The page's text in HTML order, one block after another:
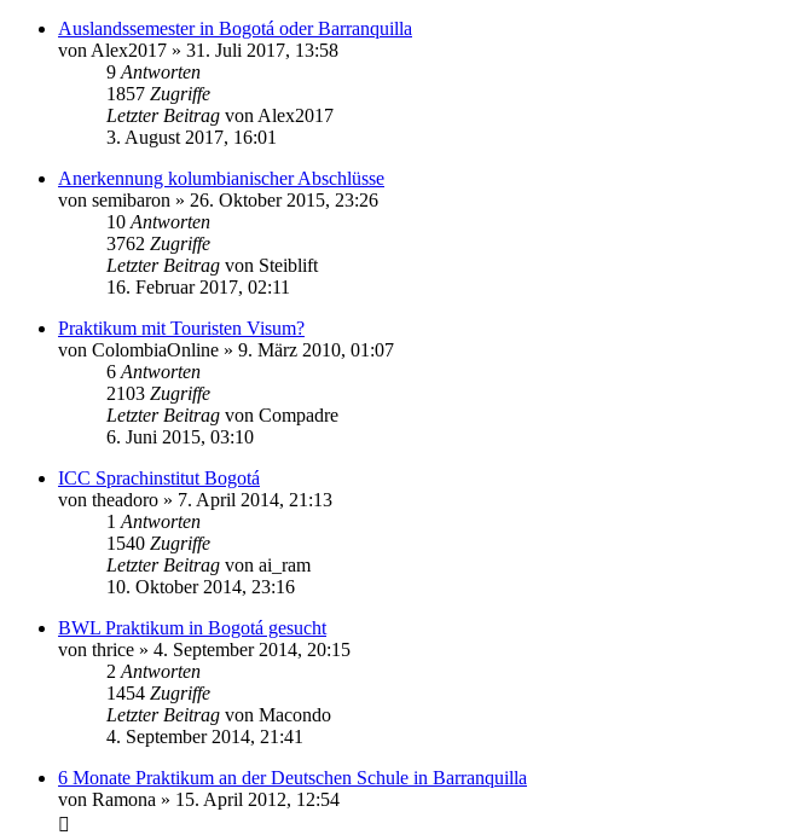
Auslandssemester in Bogotá oder Barranquilla
von Alex2017 » 31. Juli 2017, 13:58
9 Antworten
1857 Zugriffe
Letzter Beitrag von Alex2017
3. August 2017, 16:01
Anerkennung kolumbianischer Abschlüsse
von semibaron » 26. Oktober 2015, 23:26
10 Antworten
3762 Zugriffe
Letzter Beitrag von Steiblift
16. Februar 2017, 02:11
Praktikum mit Touristen Visum?
von ColombiaOnline » 9. März 2010, 01:07
6 Antworten
2103 Zugriffe
Letzter Beitrag von Compadre
6. Juni 2015, 03:10
ICC Sprachinstitut Bogotá
von theadoro » 7. April 2014, 21:13
1 Antworten
1540 Zugriffe
Letzter Beitrag von ai_ram
10. Oktober 2014, 23:16
BWL Praktikum in Bogotá gesucht
von thrice » 4. September 2014, 20:15
2 Antworten
1454 Zugriffe
Letzter Beitrag von Macondo
4. September 2014, 21:41
6 Monate Praktikum an der Deutschen Schule in Barranquilla
von Ramona » 15. April 2012, 12:54